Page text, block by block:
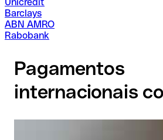
Unicredit
Barclays
ABN AMRO
Rabobank
Pagamentos
internacionais